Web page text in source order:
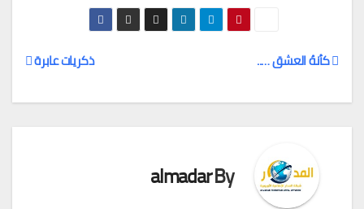
تصفّح
ذكريات عابرة كأنهُ العشق …..
By
almadar